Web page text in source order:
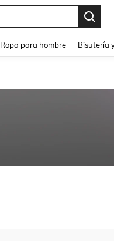
Ropa para hombre Bisutería